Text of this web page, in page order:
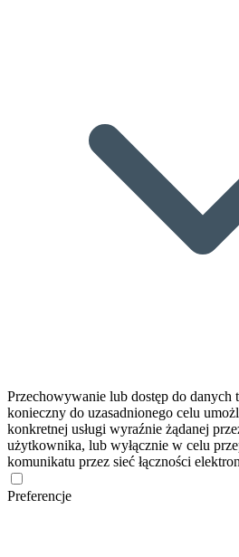
Przechowywanie lub dostęp do danych
konieczny do uzasadnionego celu
konkretnej usługi wyraźnie żądanej
użytkownika, lub wyłącznie w celu
komunikatu przez sieć łączności
Preferencje